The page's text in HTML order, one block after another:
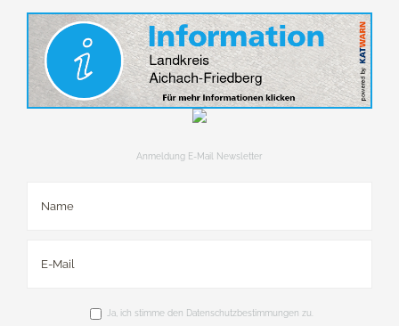
Anmeldung E-Mail Newsletter
Ja, ich stimme den Datenschutzbestimmungen zu.